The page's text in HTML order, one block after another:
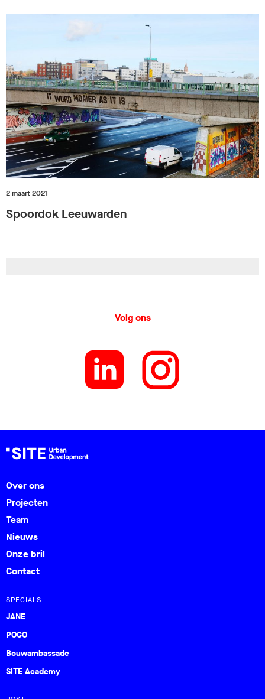
2 maart 2021
Spoordok Leeuwarden
Volg ons
Over ons
Projecten
Team
Nieuws
Onze bril
Contact
SPECIALS
JANE
POGO
Bouwambassade
SITE Academy